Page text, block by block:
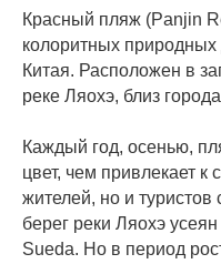
Красный пляж (Panjin
колоритных природных
Китая. Расположен в
реке Ляохэ, близ
Каждый год, осенью,
цвет, чем привлекает к
жителей, но и туристов
берег реки Ляохэ
Sueda. Но в период